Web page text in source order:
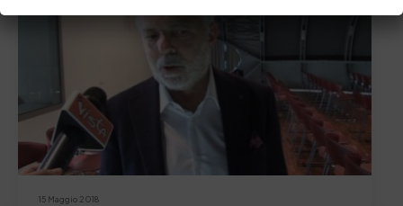
15 Maggio 2018